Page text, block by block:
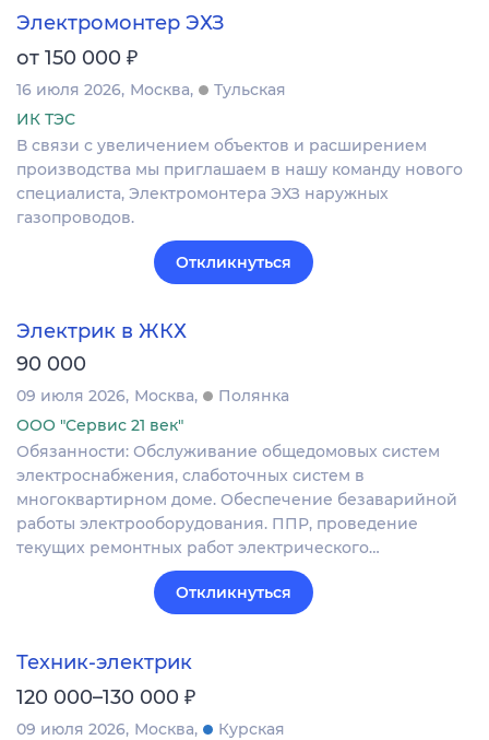
Электромонтер ЭХЗ
от 150 000 ₽
16 июля 2026 Москва
Тульская
ИК ТЭС
В связи с увеличением объектов и расширением
производства мы приглашаем в нашу команду нового
специалиста, Электромонтера ЭХЗ наружных
газопроводов.
Откликнуться
Электрик в ЖКХ
90 000
09 июля 2026 Москва
Полянка
ООО "Сервис 21 век"
Обязанности: Обслуживание общедомовых систем
электроснабжения, слаботочных систем в
многоквартирном доме. Обеспечение безаварийной
работы электрооборудования. ППР, проведение
текущих ремонтных работ электрического…
Откликнуться
Техник-электрик
120 000–130 000 ₽
09 июля 2026 Москва
Курская